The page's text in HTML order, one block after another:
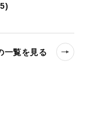
一覧を見る